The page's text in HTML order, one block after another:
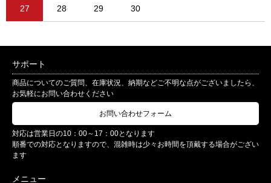
27 28 29 30
サポート
商品についてのご質問、在庫状況、納期などご不明な点がございましたら、
お気軽にお問い合わせください
お問い合わせフォーム
対応は営業日の10：00～17：00となります
順番での対応となりますので、混雑時は少々お時間を頂戴する場合がござい
ます